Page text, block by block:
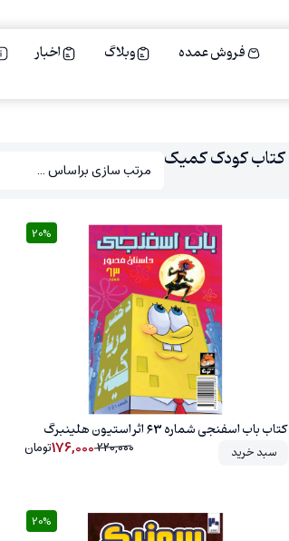
فروش عمده وبلاگ اخبار
کتاب کودک کمیک
کتاب باب اسفنجی شماره 63 اثر استیون هلینبرگ
سبد خرید 220,000
176,000تومان
20%
20%